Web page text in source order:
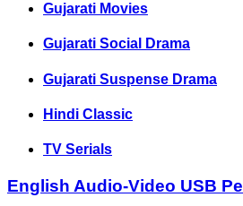
Gujarati Movies
Gujarati Social Drama
Gujarati Suspense Drama
Hindi Classic
TV Serials
English Audio-Video USB